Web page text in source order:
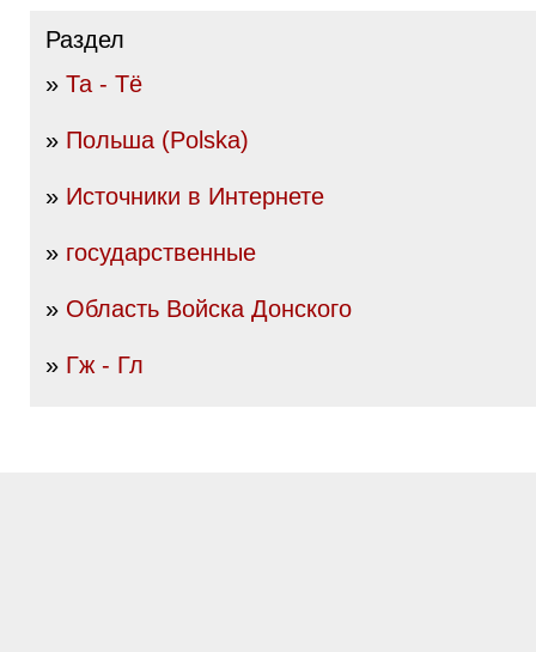
Раздел
» Та - Тё
» Польша (Polska)
» Источники в Интернете
» государственные
» Область Войска Донского
» Гж - Гл